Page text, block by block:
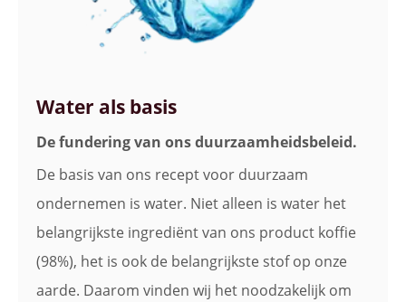
Water als basis
De fundering van ons duurzaamheidsbeleid.
De basis van ons recept voor duurzaam
ondernemen is water. Niet alleen is water het
belangrijkste ingrediënt van ons product koffie
(98%), het is ook de belangrijkste stof op onze
aarde. Daarom vinden wij het noodzakelijk om